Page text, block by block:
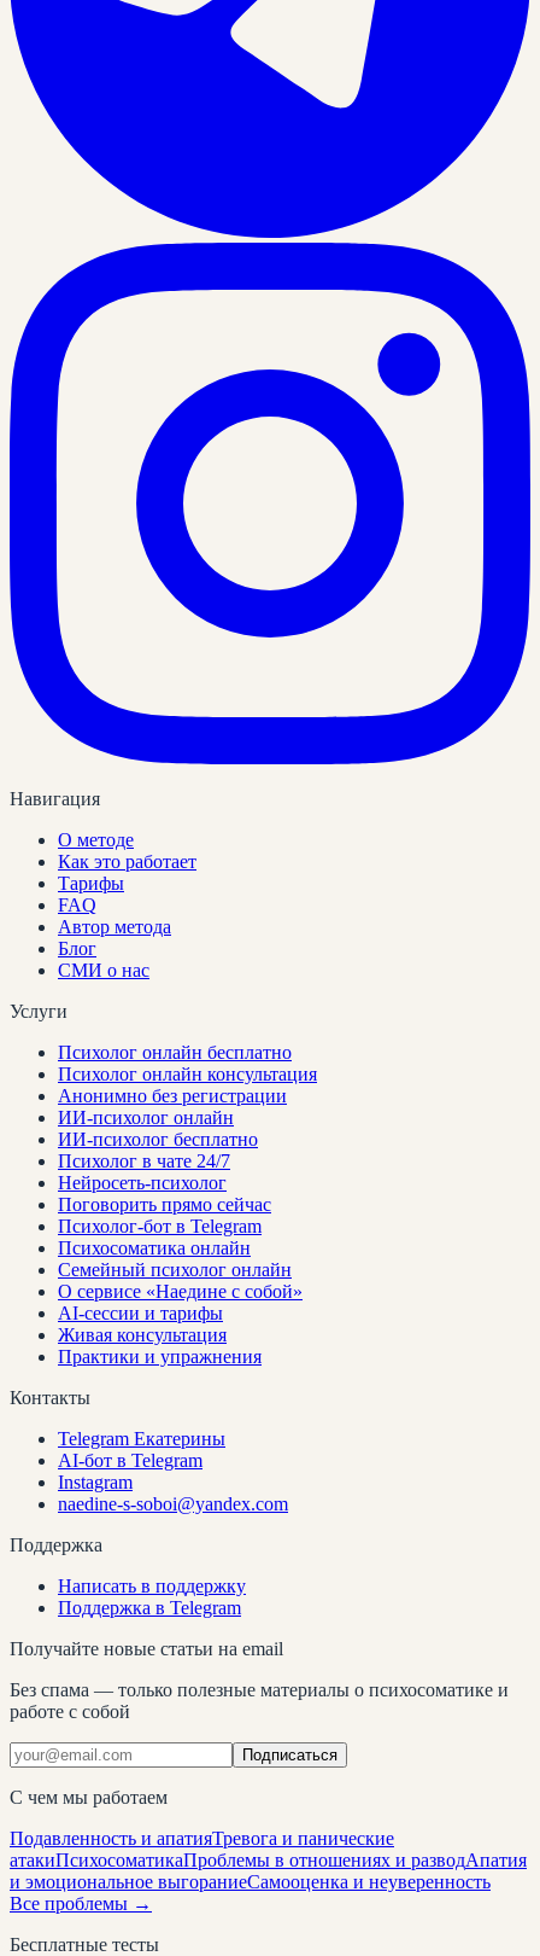
Навигация
О методе
Как это работает
Тарифы
FAQ
Автор метода
Блог
СМИ о нас
Услуги
Психолог онлайн бесплатно
Психолог онлайн консультация
Анонимно без регистрации
ИИ-психолог онлайн
ИИ-психолог бесплатно
Психолог в чате 24/7
Нейросеть-психолог
Поговорить прямо сейчас
Психолог-бот в Telegram
Психосоматика онлайн
Семейный психолог онлайн
О сервисе «Наедине с собой»
AI-сессии и тарифы
Живая консультация
Практики и упражнения
Контакты
Telegram Екатерины
AI-бот в Telegram
Instagram
naedine-s-soboi@yandex.com
Поддержка
Написать в поддержку
Поддержка в Telegram
Получайте новые статьи на email
Без спама — только полезные материалы о психосоматике и
работе с собой
Подписаться
С чем мы работаем
Подавленность и апатияТревога и панические
атакиПсихосоматикаПроблемы в отношениях и разводАпатия
и эмоциональное выгораниеСамооценка и неуверенность
Все проблемы →
Бесплатные тесты